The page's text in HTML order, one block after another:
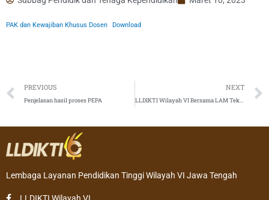
PAK dan Kewajiban Khusus Dosen Download
Prev
PREVIOUS
Penjelasan hasil proses PEPA
NEXT
LLDIKTI Wilayah VI Bersama LAM Teknik Dorong Peningkatan Mutu Perguruan Tinggi
Lembaga Layanan Pendidikan Tinggi Wilayah VI Jawa Tengah